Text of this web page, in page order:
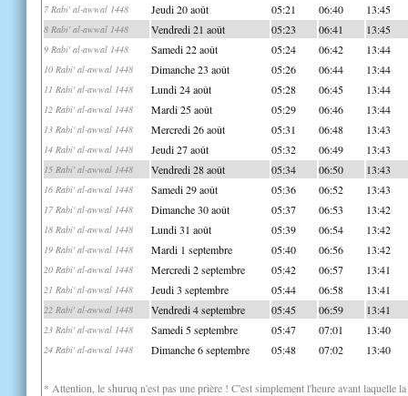
7 Rabi' al-awwal 1448 Jeudi 20 août 05:21 06:40 13:45
8 Rabi' al-awwal 1448 Vendredi 21 août 05:23 06:41 13:45
9 Rabi' al-awwal 1448 Samedi 22 août 05:24 06:42 13:44
10 Rabi' al-awwal 1448 Dimanche 23 août 05:26 06:44 13:44
11 Rabi' al-awwal 1448 Lundi 24 août 05:28 06:45 13:44
12 Rabi' al-awwal 1448 Mardi 25 août 05:29 06:46 13:44
13 Rabi' al-awwal 1448 Mercredi 26 août 05:31 06:48 13:43
14 Rabi' al-awwal 1448 Jeudi 27 août 05:32 06:49 13:43
15 Rabi' al-awwal 1448 Vendredi 28 août 05:34 06:50 13:43
16 Rabi' al-awwal 1448 Samedi 29 août 05:36 06:52 13:43
17 Rabi' al-awwal 1448 Dimanche 30 août 05:37 06:53 13:42
18 Rabi' al-awwal 1448 Lundi 31 août 05:39 06:54 13:42
19 Rabi' al-awwal 1448 Mardi 1 septembre 05:40 06:56 13:42
20 Rabi' al-awwal 1448 Mercredi 2 septembre 05:42 06:57 13:41
21 Rabi' al-awwal 1448 Jeudi 3 septembre 05:44 06:58 13:41
22 Rabi' al-awwal 1448 Vendredi 4 septembre 05:45 06:59 13:41
23 Rabi' al-awwal 1448 Samedi 5 septembre 05:47 07:01 13:40
24 Rabi' al-awwal 1448 Dimanche 6 septembre 05:48 07:02 13:40
* Attention, le shuruq n'est pas une prière ! C'est simplement l'heure avant laquelle